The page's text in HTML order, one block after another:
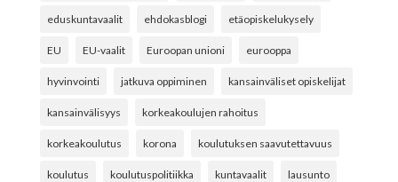
eduskuntavaalit ehdokasblogi etäopiskelukysely
EU EU-vaalit Euroopan unioni eurooppa
hyvinvointi jatkuva oppiminen kansainväliset opiskelijat
kansainvälisyys korkeakoulujen rahoitus
korkeakoulutus korona koulutuksen saavutettavuus
koulutus koulutuspolitiikka kuntavaalit lausunto